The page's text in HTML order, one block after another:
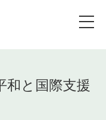
和と国際支援